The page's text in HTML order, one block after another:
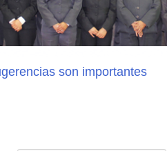
son importantes